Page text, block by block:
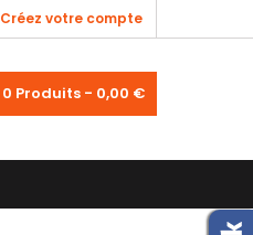
Créez votre compte
0 Produits - 0,00 €